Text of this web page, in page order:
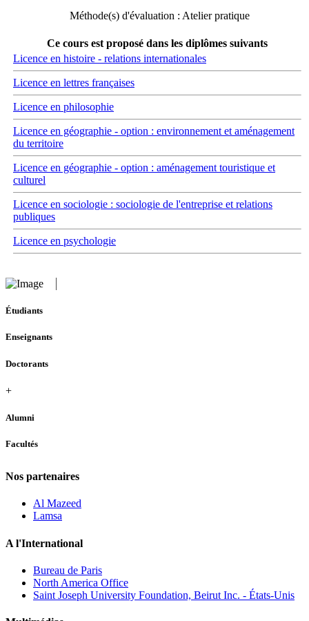
Méthode(s) d'évaluation : Atelier pratique
Ce cours est proposé dans les diplômes suivants
Licence en histoire - relations internationales
Licence en lettres françaises
Licence en philosophie
Licence en géographie - option : environnement et aménagement
du territoire
Licence en géographie - option : aménagement touristique et
culturel
Licence en sociologie : sociologie de l'entreprise et relations
publiques
Licence en psychologie
Étudiants
Enseignants
Doctorants
+
Alumni
Facultés
Nos partenaires
Al Mazeed
Lamsa
A l'International
Bureau de Paris
North America Office
Saint Joseph University Foundation, Beirut Inc. - États-Unis